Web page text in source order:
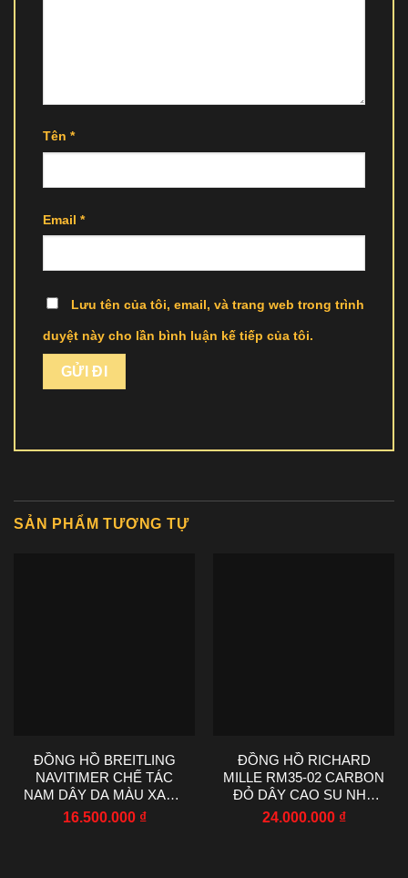
Tên *
Email *
Lưu tên của tôi, email, và trang web trong trình
duyệt này cho lần bình luận kế tiếp của tôi.
SẢN PHẨM TƯƠNG TỰ
ĐỒNG HỒ BREITLING
NAVITIMER CHẾ TÁC
NAM DÂY DA MÀU XANH
NHÀ MÁY EF 43MM
16.500.000 ₫
ĐỒNG HỒ RICHARD
MILLE RM35-02 CARBON
ĐỎ DÂY CAO SU NHÀ
MÁY R7 44.5X50MM
24.000.000 ₫